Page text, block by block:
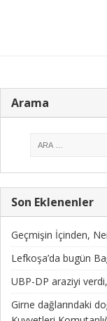
Arama
Son Eklenenler
Geçmişin İçinden,
Lefkoşa’da bugün
UBP-DP araziyi
Girne dağlarındaki